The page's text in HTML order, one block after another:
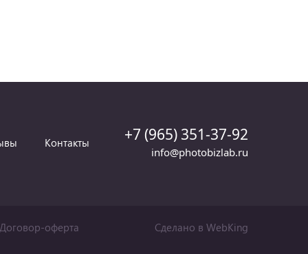
+7 (965) 351-37-92
info@photobizlab.ru
Контакты
Сделано в WebKing
Договор-оферта